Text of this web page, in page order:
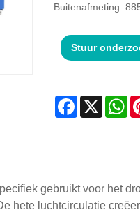
Buitenafmeting:
Stuur
Facebook
X
gebruikt voor het
hete luchtcirculatie